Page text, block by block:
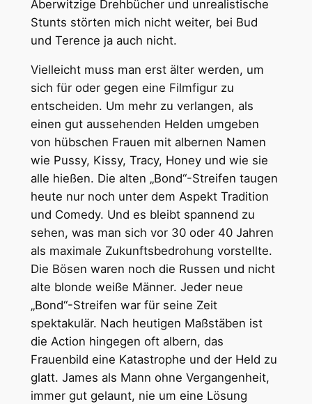
Aberwitzige Drehbücher und unrealistische
Stunts störten mich nicht weiter, bei Bud
und Terence ja auch nicht.
Vielleicht muss man erst älter werden, um
sich für oder gegen eine Filmfigur zu
entscheiden. Um mehr zu verlangen, als
einen gut aussehenden Helden umgeben
von hübschen Frauen mit albernen Namen
wie Pussy, Kissy, Tracy, Honey und wie sie
alle hießen. Die alten „Bond“-Streifen taugen
heute nur noch unter dem Aspekt Tradition
und Comedy. Und es bleibt spannend zu
sehen, was man sich vor 30 oder 40 Jahren
als maximale Zukunftsbedrohung vorstellte.
Die Bösen waren noch die Russen und nicht
alte blonde weiße Männer. Jeder neue
„Bond“-Streifen war für seine Zeit
spektakulär. Nach heutigen Maßstäben ist
die Action hingegen oft albern, das
Frauenbild eine Katastrophe und der Held zu
glatt. James als Mann ohne Vergangenheit,
immer gut gelaunt, nie um eine Lösung